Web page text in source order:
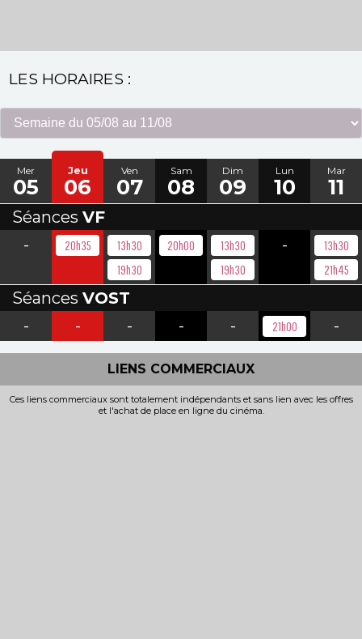
LES HORAIRES :
Mer
05
Jeu
06
Ven
07
Sam
08
Dim
09
Lun
10
Mar
11
Séances VF
-
20h35
13h30
19h30
20h00
13h30
19h30
-
13h30
21h45
Séances VOST
-
- - - - 21h00 -
LIENS COMMERCIAUX
Ces liens commerciaux sont totalement indépendants et sans lien avec les offres
et l'achat de place en ligne du cinéma.